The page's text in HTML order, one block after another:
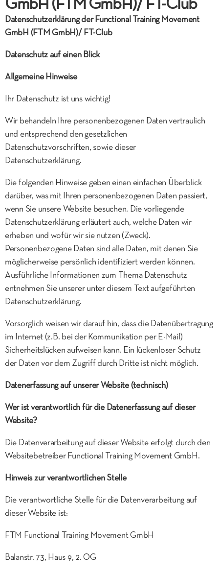
GmbH (FTM GmbH)/ FT-Club
Datenschutzerklärung der Functional Training Movement
GmbH (FTM GmbH)/ FT-Club
Datenschutz auf einen Blick
Allgemeine Hinweise
Ihr Datenschutz ist uns wichtig!
Wir behandeln Ihre personenbezogenen Daten vertraulich
und entsprechend den gesetzlichen
Datenschutzvorschriften, sowie dieser
Datenschutzerklärung.
Die folgenden Hinweise geben einen einfachen Überblick
darüber, was mit Ihren personenbezogenen Daten passiert,
wenn Sie unsere Website besuchen. Die vorliegende
Datenschutzerklärung erläutert auch, welche Daten wir
erheben und wofür wir sie nutzen (Zweck).
Personenbezogene Daten sind alle Daten, mit denen Sie
möglicherweise persönlich identifiziert werden können.
Ausführliche Informationen zum Thema Datenschutz
entnehmen Sie unserer unter diesem Text aufgeführten
Datenschutzerklärung.
Vorsorglich weisen wir darauf hin, dass die Datenübertragung
im Internet (z.B. bei der Kommunikation per E-Mail)
Sicherheitslücken aufweisen kann. Ein lückenloser Schutz
der Daten vor dem Zugriff durch Dritte ist nicht möglich.
Datenerfassung auf unserer Website (technisch)
Wer ist verantwortlich für die Datenerfassung auf dieser
Website?
Die Datenverarbeitung auf dieser Website erfolgt durch den
Websitebetreiber Functional Training Movement GmbH.
Hinweis zur verantwortlichen Stelle
Die verantwortliche Stelle für die Datenverarbeitung auf
dieser Website ist:
FTM Functional Training Movement GmbH
Balanstr. 73, Haus 9, 2. OG